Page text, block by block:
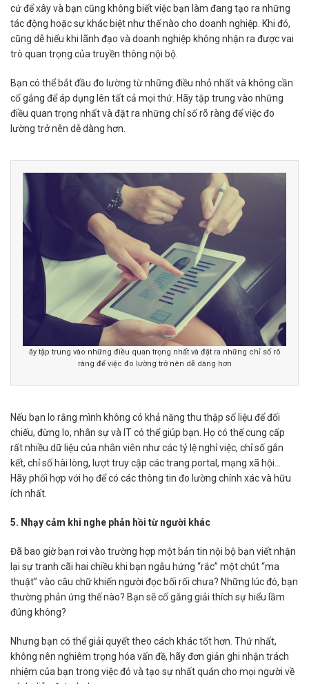
cứ để xây và bạn cũng không biết việc bạn làm đang tạo ra những
tác động hoặc sự khác biệt như thế nào cho doanh nghiệp. Khi đó,
cũng dễ hiểu khi lãnh đạo và doanh nghiệp không nhận ra được vai
trò quan trọng của truyền thông nội bộ.
Bạn có thể bắt đầu đo lường từ những điều nhỏ nhất và không cần
cố gắng để áp dụng lên tất cả mọi thứ. Hãy tập trung vào những
điều quan trọng nhất và đặt ra những chỉ số rõ ràng để việc đo
lường trở nên dễ dàng hơn.
ãy tập trung vào những điều quan trọng nhất và đặt ra những chỉ số rõ
ràng để việc đo lường trở nên dễ dàng hơn
Nếu bạn lo rằng mình không có khả năng thu thập số liệu để đối
chiếu, đừng lo, nhân sự và IT có thể giúp bạn. Họ có thể cung cấp
rất nhiều dữ liệu của nhân viên như các tỷ lệ nghỉ việc, chỉ số gắn
kết, chỉ số hài lòng, lượt truy cập các trang portal, mạng xã hội…
Hãy phối hợp với họ để có các thông tin đo lường chính xác và hữu
ích nhất.
5. Nhạy cảm khi nghe phản hồi từ người khác
Đã bao giờ bạn rơi vào trường hợp một bản tin nội bộ bạn viết nhận
lại sự tranh cãi hai chiều khi bạn ngẫu hứng “rắc” một chút “ma
thuật” vào câu chữ khiến người đọc bối rối chưa? Những lúc đó, bạn
thường phản ứng thế nào? Bạn sẽ cố gắng giải thích sự hiểu lầm
đúng không?
Nhưng bạn có thể giải quyết theo cách khác tốt hơn. Thứ nhất,
không nên nghiêm trọng hóa vấn đề, hãy đơn giản ghi nhận trách
nhiệm của bạn trong việc đó và tạo sự nhất quán cho mọi người về